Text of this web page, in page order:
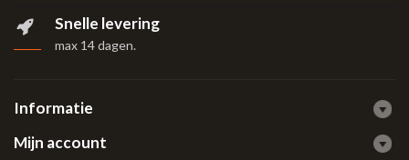
Snelle levering
max 14 dagen.
Informatie
Mijn account